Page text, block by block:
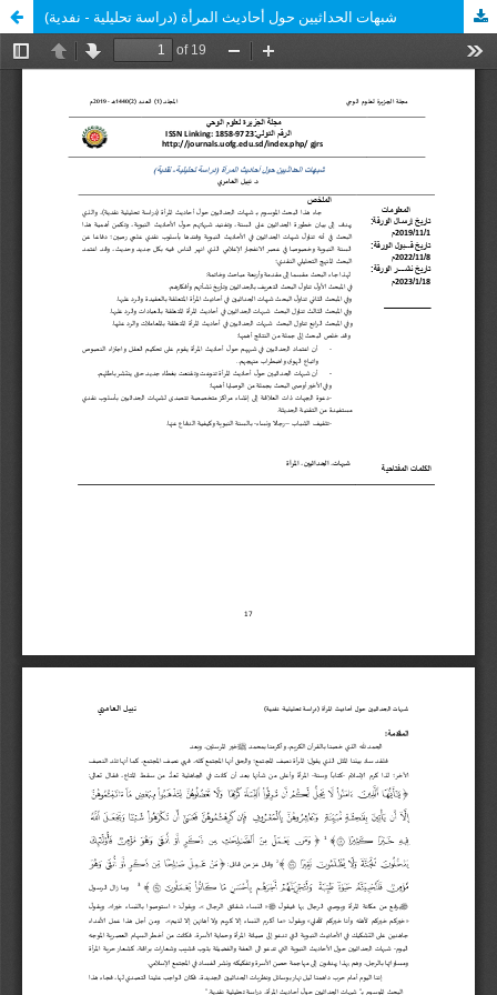
شبهات الحداثيين حول أحاديث المرأة (دراسة تحليلية - نفدية)